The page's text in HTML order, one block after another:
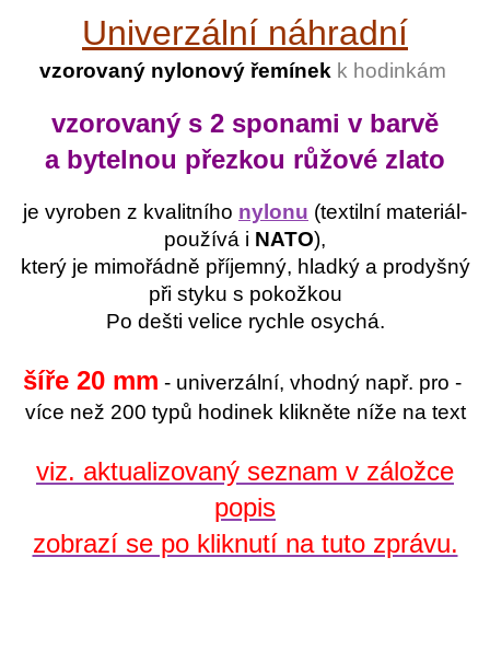
Univerzální náhradní
vzorovaný nylonový řemínekk hodinkám
vzorovaný s 2 sponami v barvě
a bytelnou přezkou růžové zlato
je vyroben z kvalitního nylonu (textilní materiál-
používá i NATO),
který je mimořádně příjemný, hladký a prodyšný
při styku s pokožkou
Po dešti velice rychle osychá.
šíře 20 mm - univerzální, vhodný např. pro -
více než 200 typů hodinek klikněte níže na text
viz. aktualizovaný seznam v záložce
popis
zobrazí se po kliknutí na tuto zprávu.